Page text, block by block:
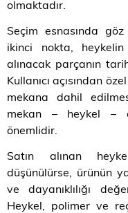
olmaktadır.
Seçim esnasında
ikinci nokta,
alınacak parçanın
Kullanıcı açısından
mekana dahil
mekan – heykel –
önemlidir.
Satın alınan
düşünülürse, ürünün
ve dayanıklılığı
Heykel, polimer ve